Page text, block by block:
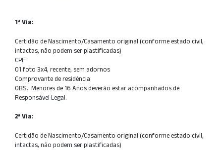
1ª Via:
Certidão de Nascimento/Casamento original (conforme estado civil,
intactas, não podem ser plastificadas)
CPF
01 foto 3x4, recente, sem adornos
Comprovante de residência
OBS.: Menores de 16 Anos deverão estar acompanhados de
Responsável Legal.
2ª Via:
Certidão de Nascimento/Casamento original (conforme estado civil,
intactas, não podem ser plastificadas)